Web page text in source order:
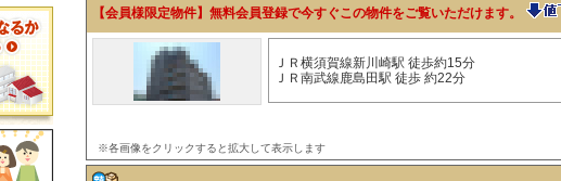
【会員様限定物件】無料会員登録で今すぐこの物件をご覧いただけます。
ＪＲ横須賀線新川崎駅 徒歩約15分
ＪＲ南武線鹿島田駅 徒歩 約22分
※各画像をクリックすると拡大して表示します